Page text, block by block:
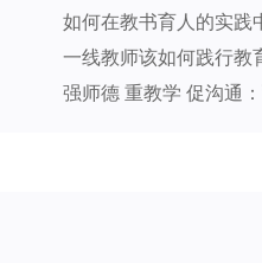
如何在教书育人的实践
一线教师该如何践行教
强师德 重教学 促沟通